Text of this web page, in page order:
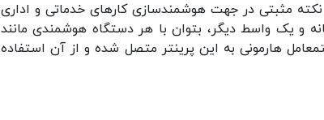
نکته مثبتی در جهت هوشمندسازی کارهای خدماتی و اداری
و یک واسط دیگر، بتوان با هر دستگاه هوشمندی مانند
گوشی، تبلت، نمایشگر هوشمند و حتی ساعت هوشمند با سیستم‎عامل هارمونی به این پرینتر متصل شده و از آن استفاده